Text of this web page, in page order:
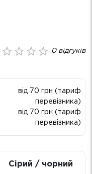
0відгуків
від 70 грн (тариф
перевізника)
від 70 грн (тариф
перевізника)
Сірий / чорний